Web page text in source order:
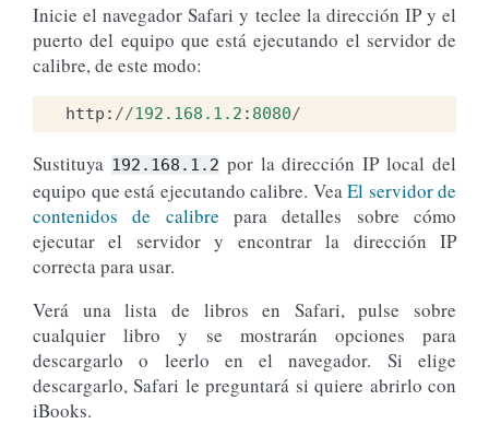
Inicie el navegador Safari y teclee la dirección IP y el
puerto del equipo que está ejecutando el servidor de
calibre, de este modo:
http : //192.168.1.2 : 8080/
Sustituya 192.168.1.2 por la dirección IP local del
equipo que está ejecutando calibre. VeaEl servidor de
contenidos de calibre para detalles sobre cómo
ejecutar el servidor y encontrar la dirección IP
correcta para usar.
Verá una lista de libros en Safari, pulse sobre
cualquier libro y se mostrarán opciones para
descargarlo o leerlo en el navegador. Si elige
descargarlo, Safari le preguntará si quiere abrirlo con
iBooks.